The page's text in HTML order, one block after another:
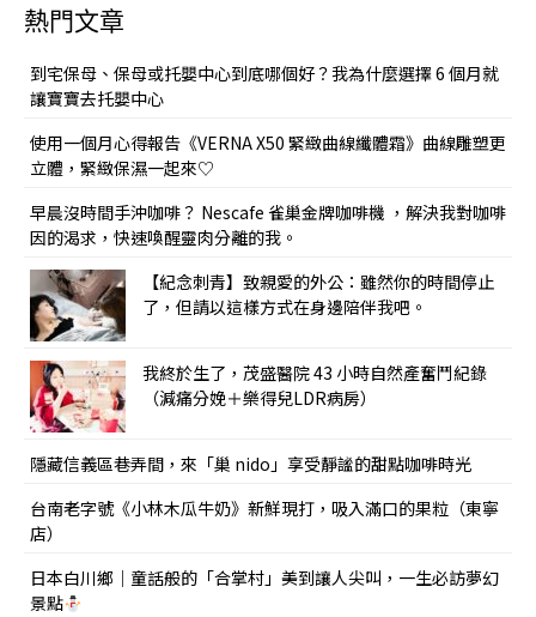
熱門文章
到宅保母、保母或托嬰中心到底哪個好？我為什麼選擇 6 個月就
讓寶寶去托嬰中心
使用一個月心得報告《VERNA X50 緊緻曲線纖體霜》曲線雕塑更
立體，緊緻保濕一起來♡
早晨沒時間手沖咖啡？ Nescafe 雀巢金牌咖啡機 ，解決我對咖啡
因的渴求，快速喚醒靈肉分離的我。
【紀念刺青】致親愛的外公：雖然你的時間停止
了，但請以這樣方式在身邊陪伴我吧。
我終於生了，茂盛醫院 43 小時自然產奮鬥紀錄
（減痛分娩＋樂得兒LDR病房）
隱藏信義區巷弄間，來「巢 nido」享受靜謐的甜點咖啡時光
台南老字號《小林木瓜牛奶》新鮮現打，吸入滿口的果粒（東寧
店）
日本白川鄉｜童話般的「合掌村」美到讓人尖叫，一生必訪夢幻
景點